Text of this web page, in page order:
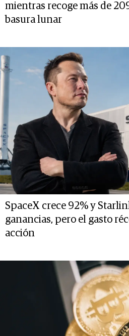
mientras recoge más de
basura lunar
SpaceX crece 92% y
ganancias, pero el gasto
acción